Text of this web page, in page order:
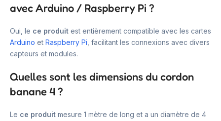
avec Arduino / Raspberry Pi ?
Oui, le ce produit est entièrement compatible avec les cartes
Arduino et Raspberry Pi , facilitant les connexions avec divers
capteurs et modules.
Quelles sont les dimensions du cordon
banane 4 ?
Le ce produit mesure 1 mètre de long et a un diamètre de 4